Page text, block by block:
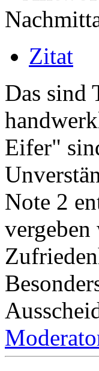
Zitat
Das sind
Eifer"
Note 2